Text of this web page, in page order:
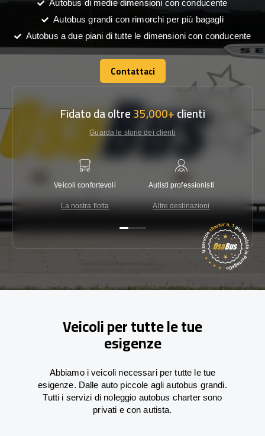
Autobus di medie dimensioni con conducente
Autobus grandi con rimorchi per più bagagli
Autobus a due piani di tutte le dimensioni con conducente
Contattaci
Contattaci
Fidato da oltre35,000+clienti
Guarda le storie dei clienti
Veicoli confortevoli
La nostra flotta
Autisti professionisti
Altre destinazioni
Veicoli per tutte le tue
esigenze
Abbiamo i veicoli necessari per tutte le tue
esigenze. Dalle auto piccole agli autobus grandi.
Tutti i servizi di noleggio autobus charter sono
privati e con autista.